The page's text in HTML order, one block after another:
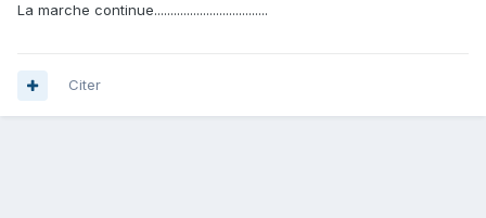
La marche continue...................................
Citer